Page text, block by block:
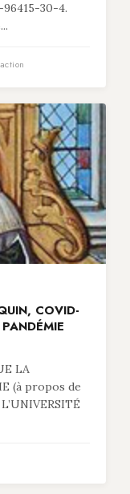
96415-30-4.
COVID-
LA
(à propos de